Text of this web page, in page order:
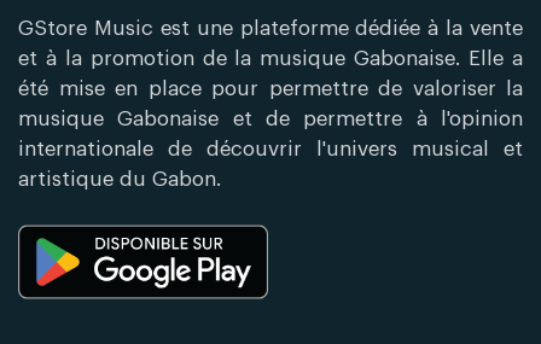
GStore Music est une plateforme dédiée à la vente
et à la promotion de la musique Gabonaise. Elle a
été mise en place pour permettre de valoriser la
musique Gabonaise et de permettre à l'opinion
internationale de découvrir l'univers musical et
artistique du Gabon.